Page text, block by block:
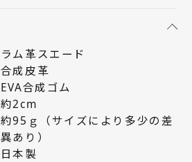
ラム革スエード
合成皮革
EVA合成ゴム
約2cm
約95ｇ（サイズにより多少の差
異あり）
日本製